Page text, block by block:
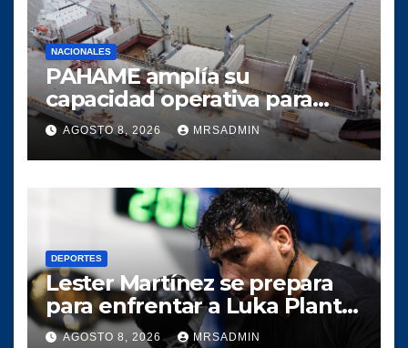
NACIONALES
PAHAME amplía su
capacidad operativa para
responder al crecimiento del
comercio marítimo
AGOSTO 8, 2026 MRSADMIN
DEPORTES
Lester Martínez se prepara
para enfrentar a Luka Plantić
y defender el título mundial
AGOSTO 8, 2026 MRSADMIN